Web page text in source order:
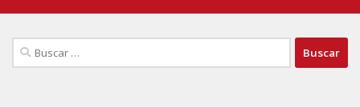
Buscar: